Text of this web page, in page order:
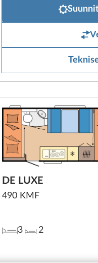
DE LUXE
490 KMF
3 2